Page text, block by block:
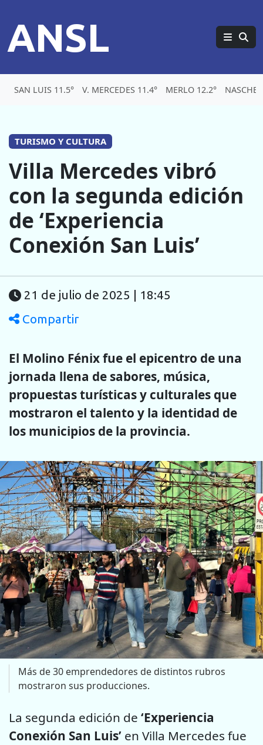
ANSL
SAN LUIS 11.5° V. MERCEDES 11.4° MERLO 12.2°
TURISMO Y CULTURA
Villa Mercedes vibró
con la segunda edición
de ‘Experiencia
Conexión San Luis’
21 de julio de 2025 | 18:45
Compartir
El Molino Fénix fue el epicentro de una
jornada llena de sabores, música,
propuestas turísticas y culturales que
mostraron el talento y la identidad de
los municipios de la provincia.
Más de 30 emprendedores de distintos rubros
mostraron sus producciones.
La segunda edición de ‘Experiencia
Conexión San Luis’ en Villa Mercedes fue